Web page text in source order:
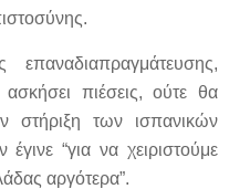
πιέσεις, ούτε θα
στήριξη των ισπανικών
“για να χειριστούμε
αργότερα”.